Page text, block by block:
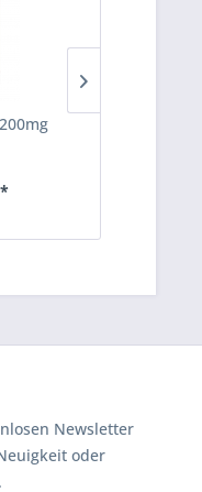
Newsletter
oder